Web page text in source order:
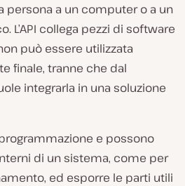
persona a un computer o a un
L’API collega pezzi di software
può essere utilizzata
finale, tranne che dal
integrarla in una soluzione
e possono
di un sistema, come per
ed esporre le parti utili